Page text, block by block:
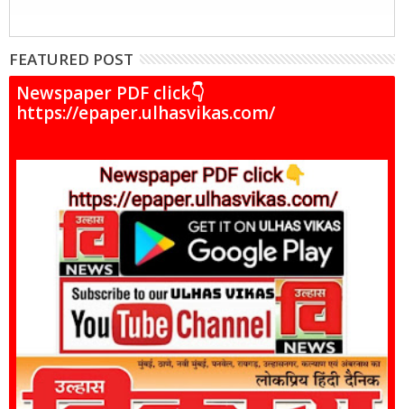
FEATURED POST
Newspaper PDF click👇
https://epaper.ulhasvikas.com/